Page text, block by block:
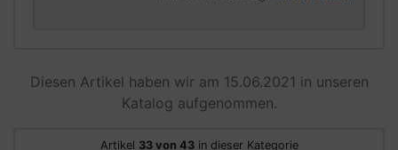
Diesen Artikel haben wir am 15.06.2021 in unseren
Katalog aufgenommen.
Artikel 33 von 43in dieser Kategorie